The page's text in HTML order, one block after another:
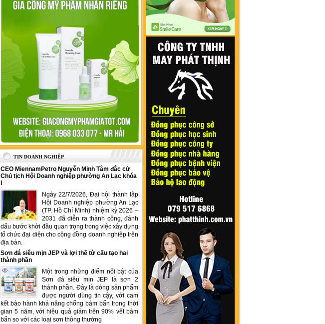
TIN DOANH NGHIỆP
CEO MiennamPetro Nguyễn Minh Tâm đắc cử
Chủ tịch Hội Doanh nghiệp phường An Lạc khóa
Ngày 22/7/2026, Đại hội thành lập
Hội Doanh nghiệp phường An Lạc
(TP. Hồ Chí Minh) nhiệm kỳ 2026 –
2031 đã diễn ra thành công, đánh
dấu bước khởi đầu quan trọng trong việc xây dựng
tổ chức đại diện cho cộng đồng doanh nghiệp trên
địa bàn.
Sơn đá siêu mịn JEP và lợi thế từ cấu tạo hai
thành phần
Một trong những điểm nổi bật của
Sơn đá siêu mịn JEP là sơn 2
thành phần. Đây là dòng sản phẩm
được người dùng tin cậy, với cam
kết bảo hành khả năng chống bám bẩn trong thời
gian 5 năm, với hiệu quả giảm trên 90% vết bám
bẩn so với các loại sơn thông thường